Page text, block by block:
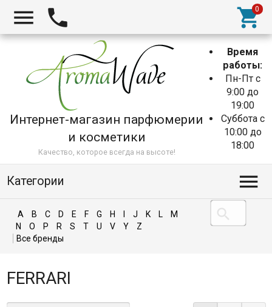
Интернет-магазин парфюмерии
и косметики
Качество, которое всегда на высоте!
Время
работы:
Пн-Пт с
9:00 до
19:00
Суббота с
10:00 до
18:00
Категории
A B C D E F G H J K L
M
N
O P R S T U V Y Z
FERRARI